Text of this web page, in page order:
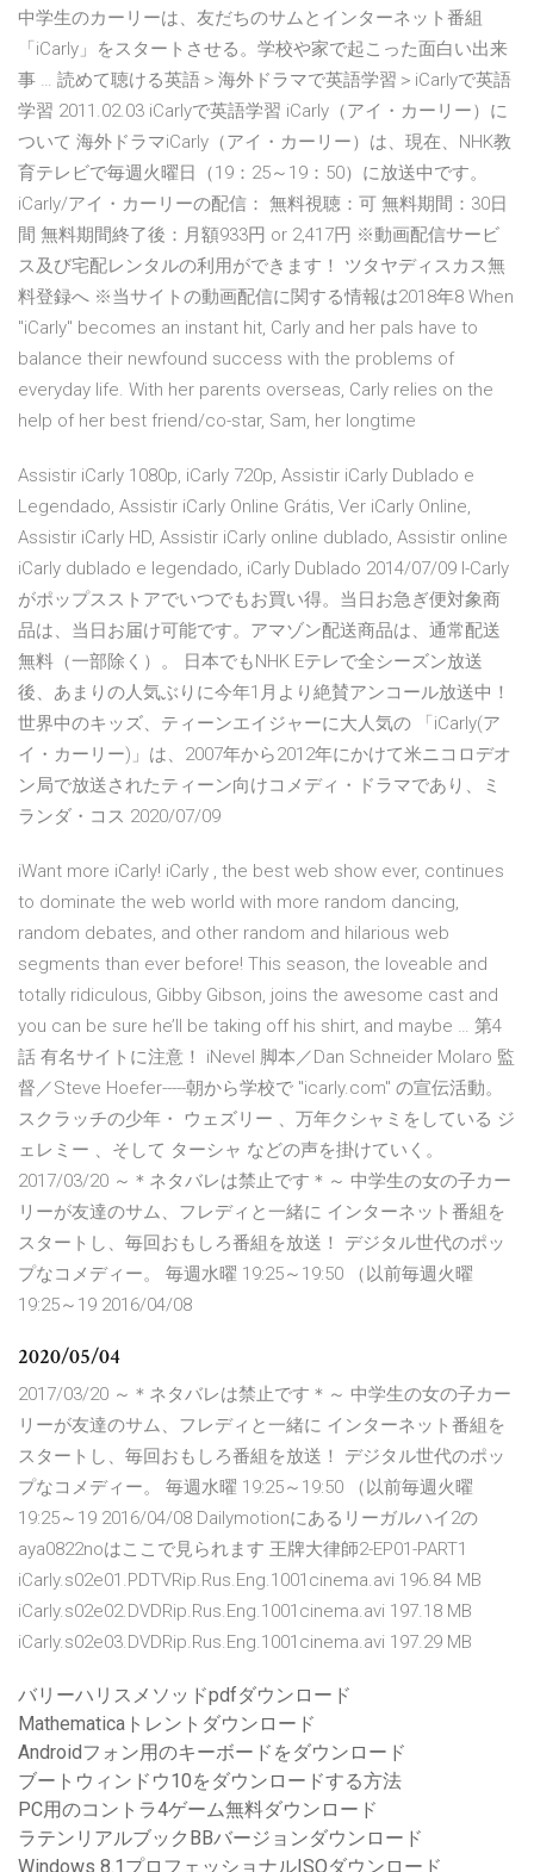
中学生のカーリーは、友だちのサムとインターネット番組
「iCarly」をスタートさせる。学校や家で起こった面白い出来
事 … 読めて聴ける英語＞海外ドラマで英語学習＞iCarlyで英語
学習 2011.02.03 iCarlyで英語学習 iCarly（アイ・カーリー）に
ついて 海外ドラマiCarly（アイ・カーリー）は、現在、NHK教
育テレビで毎週火曜日（19：25～19：50）に放送中です。
iCarly/アイ・カーリーの配信： 無料視聴：可 無料期間：30日
間 無料期間終了後：月額933円 or 2,417円 ※動画配信サービ
ス及び宅配レンタルの利用ができます！ ツタヤディスカス無
料登録へ ※当サイトの動画配信に関する情報は2018年8 When
"iCarly" becomes an instant hit, Carly and her pals have to
balance their newfound success with the problems of
everyday life. With her parents overseas, Carly relies on the
help of her best friend/co-star, Sam, her longtime
Assistir iCarly 1080p, iCarly 720p, Assistir iCarly Dublado e
Legendado, Assistir iCarly Online Grátis, Ver iCarly Online,
Assistir iCarly HD, Assistir iCarly online dublado, Assistir online
iCarly dublado e legendado, iCarly Dublado 2014/07/09 I-Carly
がポップスストアでいつでもお買い得。当日お急ぎ便対象商
品は、当日お届け可能です。アマゾン配送商品は、通常配送
無料（一部除く）。 日本でもNHK Eテレで全シーズン放送
後、あまりの人気ぶりに今年1月より絶賛アンコール放送中！
世界中のキッズ、ティーンエイジャーに大人気の 「iCarly(ア
イ・カーリー)」は、2007年から2012年にかけて米ニコロデオ
ン局で放送されたティーン向けコメディ・ドラマであり、ミ
ランダ・コス 2020/07/09
iWant more iCarly! iCarly , the best web show ever, continues
to dominate the web world with more random dancing,
random debates, and other random and hilarious web
segments than ever before! This season, the loveable and
totally ridiculous, Gibby Gibson, joins the awesome cast and
you can be sure he’ll be taking off his shirt, and maybe … 第4
話 有名サイトに注意！ iNevel 脚本／Dan Schneider Molaro 監
督／Steve Hoefer-----朝から学校で "icarly.com" の宣伝活動。
スクラッチの少年・ ウェズリー 、万年クシャミをしている ジ
ェレミー 、そして ターシャ などの声を掛けていく。
2017/03/20 ～＊ネタバレは禁止です＊～ 中学生の女の子カー
リーが友達のサム、フレディと一緒に インターネット番組を
スタートし、毎回おもしろ番組を放送！ デジタル世代のポッ
プなコメディー。 毎週水曜 19:25～19:50 （以前毎週火曜
19:25～19 2016/04/08
2020/05/04
2017/03/20 ～＊ネタバレは禁止です＊～ 中学生の女の子カー
リーが友達のサム、フレディと一緒に インターネット番組を
スタートし、毎回おもしろ番組を放送！ デジタル世代のポッ
プなコメディー。 毎週水曜 19:25～19:50 （以前毎週火曜
19:25～19 2016/04/08 Dailymotionにあるリーガルハイ2の
aya0822noはここで見られます 王牌大律師2-EP01-PART1
iCarly.s02e01.PDTVRip.Rus.Eng.1001cinema.avi 196.84 MB
iCarly.s02e02.DVDRip.Rus.Eng.1001cinema.avi 197.18 MB
iCarly.s02e03.DVDRip.Rus.Eng.1001cinema.avi 197.29 MB
バリーハリスメソッドpdfダウンロード
Mathematicaトレントダウンロード
Androidフォン用のキーボードをダウンロード
ブートウィンドウ10をダウンロードする方法
PC用のコントラ4ゲーム無料ダウンロード
ラテンリアルブックBBバージョンダウンロード
Windows 8.1プロフェッショナルISOダウンロード